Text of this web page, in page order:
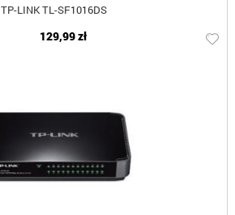
TP-LINK TL-SF1016DS
129,99 zł